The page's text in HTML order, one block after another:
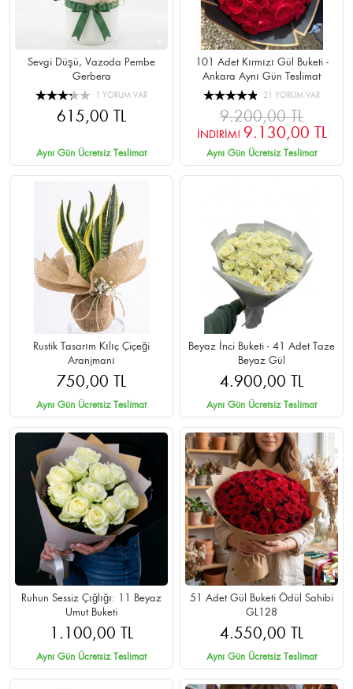
Sevgi Düşü, Vazoda Pembe
Gerbera
1 YORUM VAR
615,00 TL
Aynı Gün Ücretsiz Teslimat
101 Adet Kırmızı Gül Buketi -
Ankara Aynı Gün Teslimat
21 YORUM VAR
9.200,00 TL
İNDİRİM! 9.130,00 TL
Aynı Gün Ücretsiz Teslimat
Rustik Tasarım Kılıç Çiçeği
Aranjmanı
750,00 TL
Aynı Gün Ücretsiz Teslimat
Beyaz İnci Buketi - 41 Adet Taze
Beyaz Gül
4.900,00 TL
Aynı Gün Ücretsiz Teslimat
Ruhun Sessiz Çığlığı: 11 Beyaz
Umut Buketi
1.100,00 TL
Aynı Gün Ücretsiz Teslimat
51 Adet Gül Buketi Ödül Sahibi
GL128
4.550,00 TL
Aynı Gün Ücretsiz Teslimat